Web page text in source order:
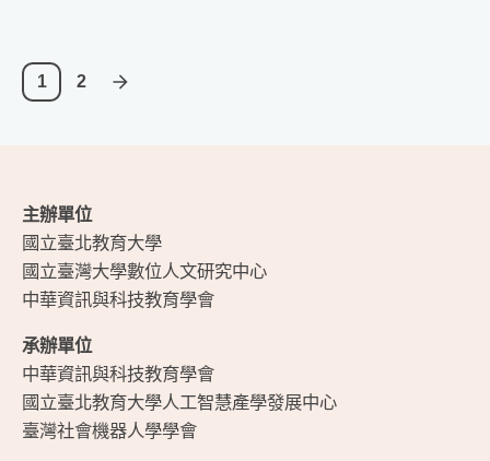
1 2
主辦單位
國立臺北教育大學
國立臺灣大學數位人文研究中心
中華資訊與科技教育學會
承辦單位
中華資訊與科技教育學會
國立臺北教育大學人工智慧產學發展中心
臺灣社會機器人學學會